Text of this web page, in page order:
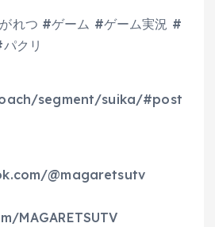
れつ #ゲーム #ゲーム実況 #
クリ
segment/suika/#post
@magaretsutv
MAGARETSUTV